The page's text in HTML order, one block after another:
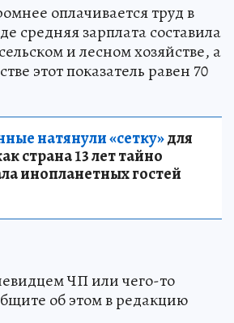
оплачивается труд в
средняя зарплата составила
и лесном хозяйстве, а
этот показатель равен 70
натянули «сетку»для
страна 13 лет тайно
инопланетных гостей
ЧП или чего-то
об этом в редакцию